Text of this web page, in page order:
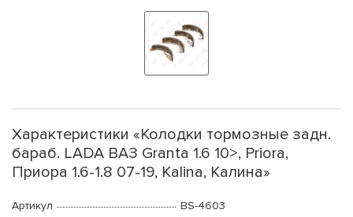
Характеристики «Колодки тормозные задн.
бараб. LADA ВАЗ Granta 1.6 10>, Priora,
Приора 1.6-1.8 07-19, Kalina, Калина»
Артикул
BS-4603